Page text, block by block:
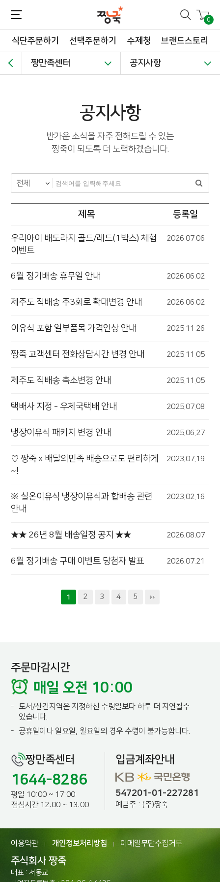
0
식단주문하기 선택주문하기 수제청 브랜드스토리
짱만족센터 공지사항
공지사항
반가운 소식을 자주 전해드릴 수 있는
짱죽이 되도록 더 노력하겠습니다.
제목 등록일
우리아이 배도라지 골드/레드(1박스) 체험
이벤트
2026.07.06
6월 정기배송 휴무일 안내 2026.06.02
제주도 직배송 주3회로 확대변경 안내 2026.06.02
이유식 포함 일부품목 가격인상 안내 2025.11.26
짱죽 고객센터 전화상담시간 변경 안내 2025.11.05
제주도 직배송 축소변경 안내 2025.11.05
택배사 지정 - 우체국택배 안내 2025.07.08
냉장이유식 패키지 변경 안내 2025.06.27
♡ 짱죽 x 배달의민족 배송으로도 편리하게
~!
2023.07.19
※ 실온이유식 냉장이유식과 합배송 관련
안내
2023.02.16
★★ 26년 8월 배송일정 공지 ★★ 2026.08.07
6월 정기배송 구매 이벤트 당첨자 발표 2026.07.21
1 2 3 4 5
주문마감시간
매일 오전 10:00
-
도서/산간지역은 지정하신 수령일보다 하루 더 지연될수
있습니다.
-
공휴일이나 일요일, 월요일의 경우 수령이 불가능합니다.
짱만족센터
1644-8286
평일 10:00 ~ 17:00
점심시간 12:00 ~ 13:00
입금계좌안내
547201-01-227281
예금주 : (주)짱죽
이용약관 개인정보처리방침 이메일무단수집거부
주식회사 짱죽
대표 : 서동교